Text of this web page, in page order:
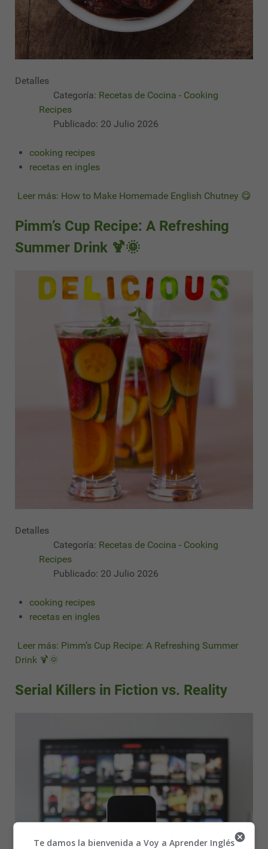
Detalles
Categoría: Recetas de Cocina - Cooking
Recipes
Publicado: 20 Julio 2026
cooking recipes
recetas en ingles
Leer más: How to Make Homemade English Chutney 😋
Pimm’s Cup Recipe: A Refreshing
Summer Drink 🍹🌞
Detalles
Categoría: Recetas de Cocina - Cooking
Recipes
Publicado: 20 Julio 2026
cooking recipes
recetas en ingles
Leer más: Pimm’s Cup Recipe: A Refreshing Summer
Drink 🍹🌞
Serial Killers in Fiction vs. Reality
Te damos la bienvenida a Voy a Aprender Inglés